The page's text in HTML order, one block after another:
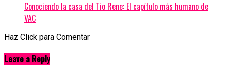
Conociendo la casa del Tio Rene: El capítulo más humano de
VAC
Haz Click para Comentar
Leave a Reply